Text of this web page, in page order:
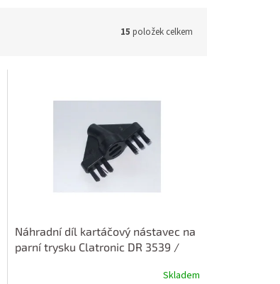
15 položek celkem
Náhradní díl kartáčový nástavec na
parní trysku Clatronic DR 3539 /
Skladem